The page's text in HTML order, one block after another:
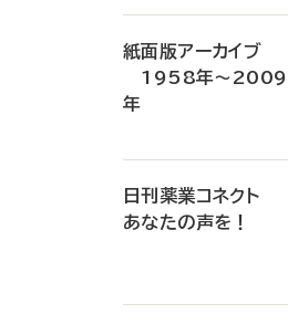
紙面版アーカイブ
1958年～2009
年
日刊薬業コネクト
あなたの声を！